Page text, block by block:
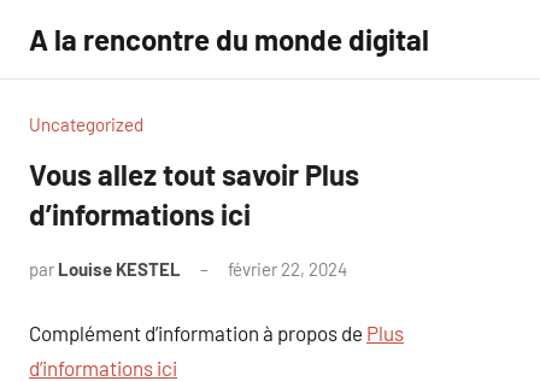
contenu
A la rencontre du monde digital
Uncategorized
Vous allez tout savoir Plus
d’informations ici
par Louise KESTEL février 22, 2024
Complément d’information à propos de Plus
d’informations ici